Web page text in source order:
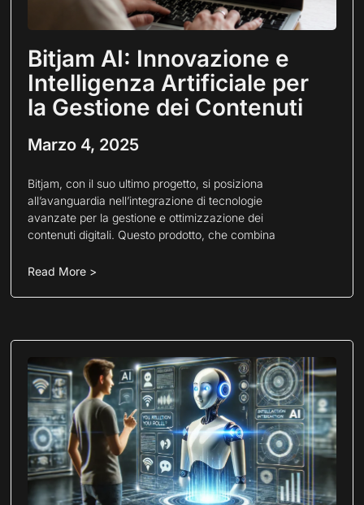
Bitjam AI: Innovazione e
Intelligenza Artificiale per
la Gestione dei Contenuti
Marzo 4, 2025
Bitjam, con il suo ultimo progetto, si posiziona
all’avanguardia nell’integrazione di tecnologie
avanzate per la gestione e ottimizzazione dei
contenuti digitali. Questo prodotto, che combina
Read More >